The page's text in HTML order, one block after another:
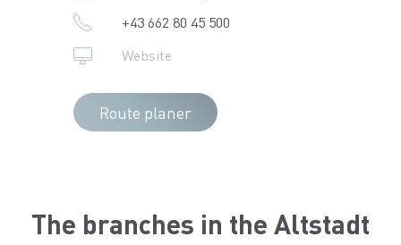
+43 662 80 45 500
Website
Route planer
The branches in the Altstadt